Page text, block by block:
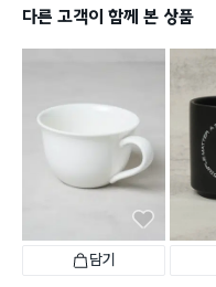
다른 고객이 함께 본 상품
담기